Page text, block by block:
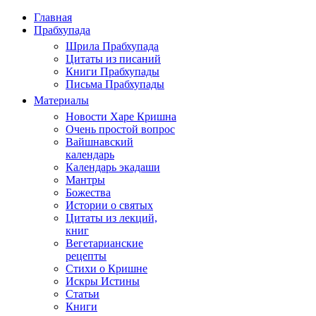
Главная
Прабхупада
Шрила Прабхупада
Цитаты из писаний
Книги Прабхупады
Письма Прабхупады
Материалы
Новости Харе Кришна
Очень простой вопрос
Вайшнавский
календарь
Календарь экадаши
Мантры
Божества
Истории о святых
Цитаты из лекций,
книг
Вегетарианские
рецепты
Стихи о Кришне
Искры Истины
Статьи
Книги